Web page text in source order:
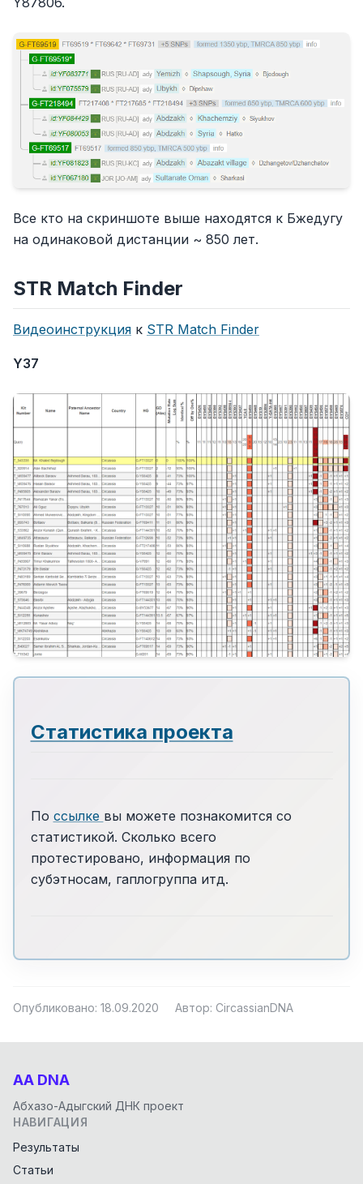
Все кто на скриншоте выше находятся к Бжедугу
на одинаковой дистанции ~ 850 лет.
STR Match Finder
Видеоинструкция к STR Match Finder
Y37
Статистика проекта
По ссылке вы можете познакомится со
статистикой. Сколько всего
протестировано, информация по
субэтносам, гаплогруппа итд.
Опубликовано: 18.09.2020 Автор: CircassianDNA
AA DNA
Абхазо-Адыгский ДНК проект
НАВИГАЦИЯ
Результаты
Статьи